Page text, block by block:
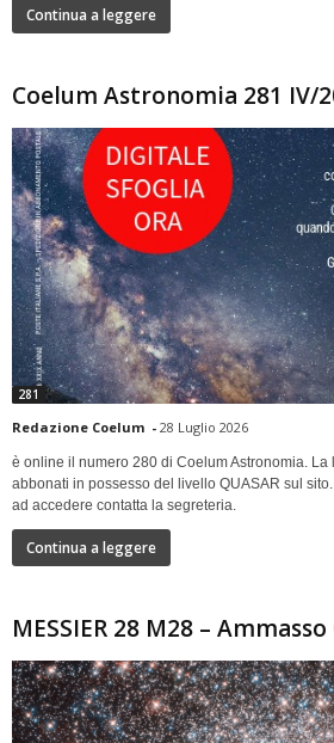
Continua a leggere
Coelum Astronomia 281 IV/
281
Redazione Coelum - 28 Luglio 2026
è online il numero 280 di Coelum Astronomia. La
abbonati in possesso del livello QUASAR sul
ad accedere contatta la segreteria.
Continua a leggere
MESSIER 28 M28 –